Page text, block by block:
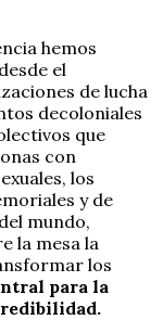
hemos
el
de lucha
decoloniales
que
con
los
y de
mundo,
la mesa la
los
para la